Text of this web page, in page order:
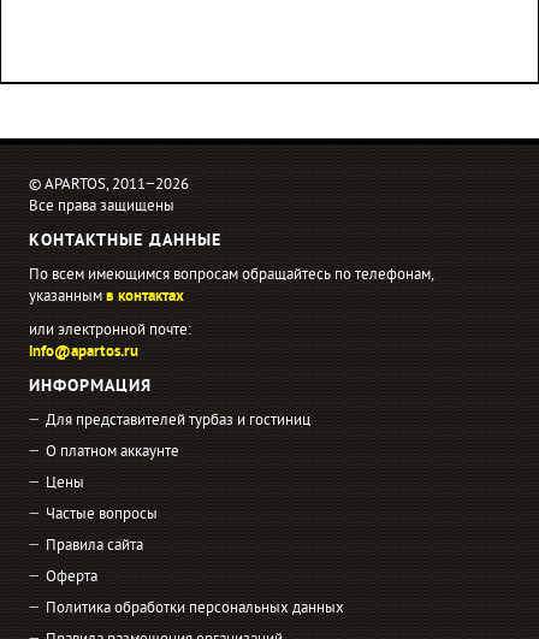
© APARTOS, 2011−2026
Все права защищены
КОНТАКТНЫЕ ДАННЫЕ
По всем имеющимся вопросам обращайтесь по телефонам,
указаннымв контактах
или электронной почте:
info@apartos.ru
ИНФОРМАЦИЯ
Для представителей турбаз и гостиниц
О платном аккаунте
Цены
Частые вопросы
Правила сайта
Оферта
Политика обработки персональных данных